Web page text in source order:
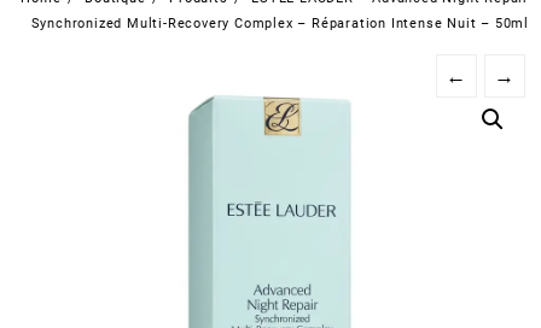
Synchronized Multi-Recovery Complex – Réparation Intense Nuit – 50ml
← →